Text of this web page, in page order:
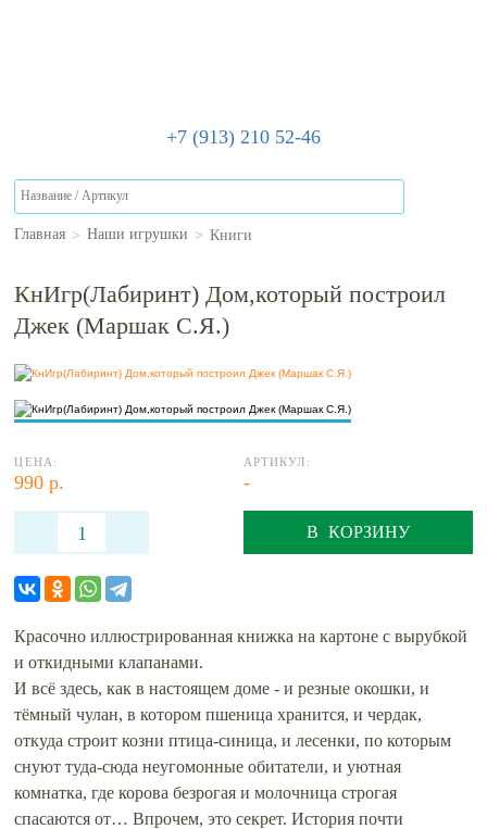
+7 (913) 210 52-46
Главная > Наши игрушки > Книги
КнИгр(Лабиринт) Дом,который построил
Джек (Маршак С.Я.)
ЦЕНА:
990 р.
АРТИКУЛ:
-
В КОРЗИНУ
Красочно иллюстрированная книжка на картоне с вырубкой
и откидными клапанами.
И всё здесь, как в настоящем доме - и резные окошки, и
тёмный чулан, в котором пшеница хранится, и чердак,
откуда строит козни птица-синица, и лесенки, по которым
снуют туда-сюда неугомонные обитатели, и уютная
комнатка, где корова безрогая и молочница строгая
спасаются от… Впрочем, это секрет. История почти